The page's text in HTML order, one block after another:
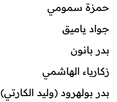
حمزة سمومي
جواد ياميق
بدر بانون
زكارياء الهاشمي
بدر بولهرود (وليد الكارتي)